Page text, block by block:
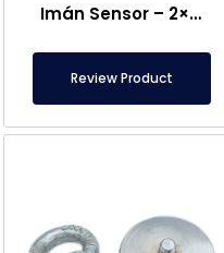
Imán Sensor – 2×2 mm
Review Product